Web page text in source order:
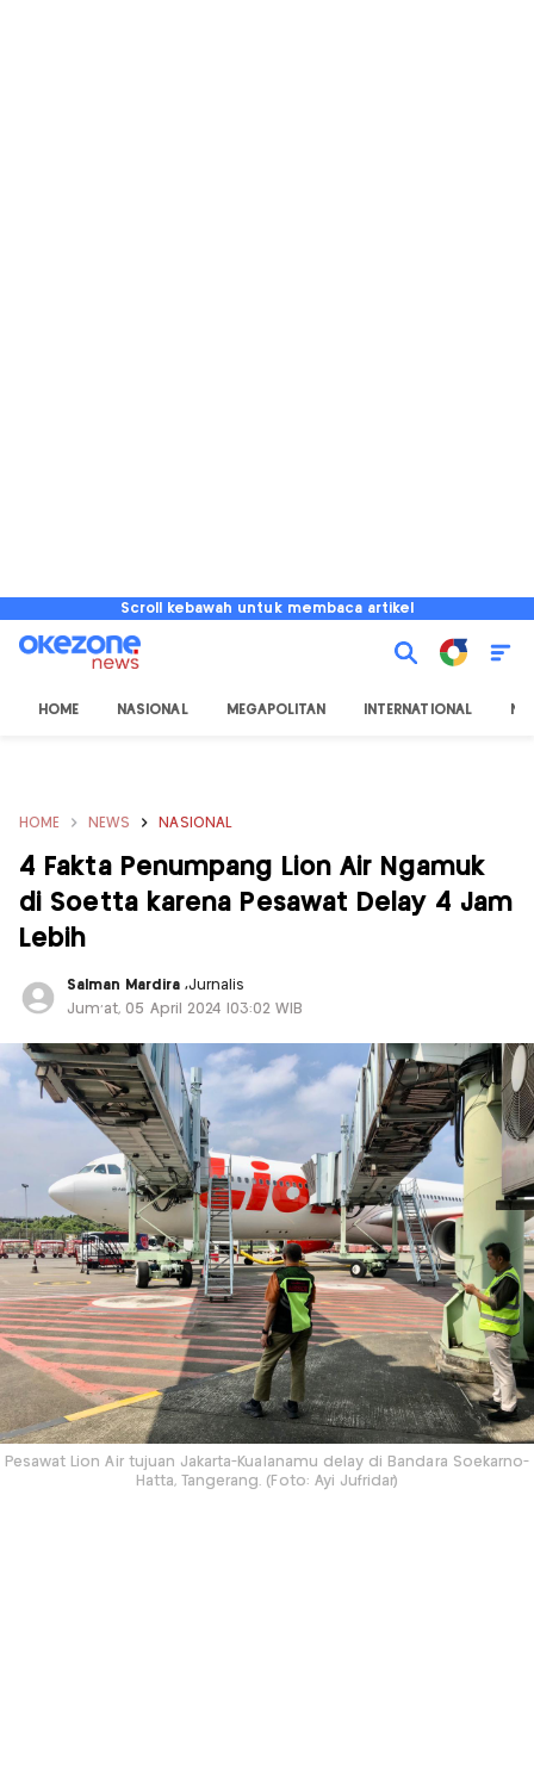
Scroll kebawah untuk membaca artikel
HOME NASIONAL MEGAPOLITAN INTERNATIONAL
HOME NEWS NASIONAL
4 Fakta Penumpang Lion Air Ngamuk
di Soetta karena Pesawat Delay 4 Jam
Lebih
Salman Mardira ,Jurnalis
Jum'at, 05 April 2024 |03:02 WIB
Pesawat Lion Air tujuan Jakarta-Kualanamu delay di Bandara Soekarno-
Hatta, Tangerang. (Foto: Ayi Jufridar)